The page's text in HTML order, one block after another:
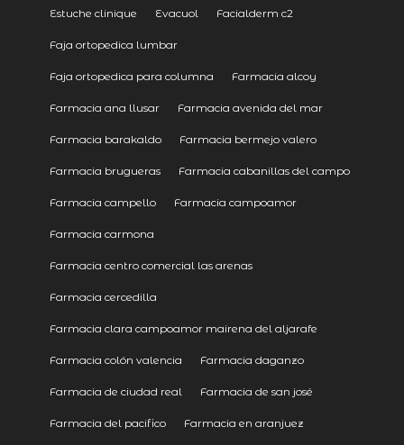
Estuche clinique Evacuol Facialderm c2
Faja ortopedica lumbar
Faja ortopedica para columna Farmacia alcoy
Farmacia ana llusar Farmacia avenida del mar
Farmacia barakaldo Farmacia bermejo valero
Farmacia brugueras Farmacia cabanillas del campo
Farmacia campello Farmacia campoamor
Farmacia carmona
Farmacia centro comercial las arenas
Farmacia cercedilla
Farmacia clara campoamor mairena del aljarafe
Farmacia colón valencia Farmacia daganzo
Farmacia de ciudad real Farmacia de san josé
Farmacia del pacifico Farmacia en aranjuez